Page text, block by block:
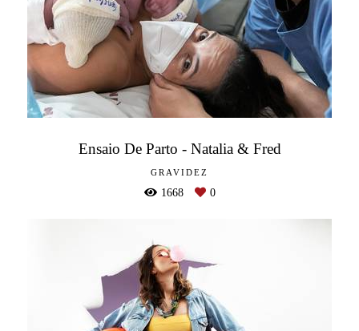
Ensaio De Parto - Natalia & Fred
GRAVIDEZ
1668 0